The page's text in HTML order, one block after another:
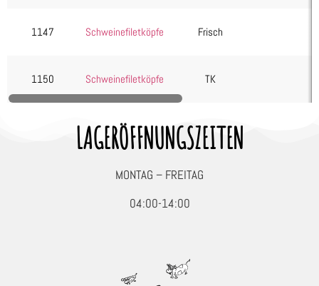
Ibérico
Kasseler
Lachs
Oberschale
Wild, Geflügel & Exoten
1147 Schweinefiletköpfe Frisch
1150 Schweinefiletköpfe TK
LAGERÖFFNUNGSZEITEN
MONTAG – FREITAG
04:00-14:00